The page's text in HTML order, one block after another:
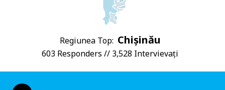
Regiunea Top: Chișinău
603 Responders // 3,528 Intervievați